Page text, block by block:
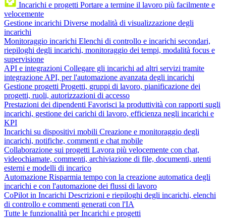
Incarichi e progetti Portare a termine il lavoro più facilmente e
velocemente
Gestione incarichi Diverse modalità di visualizzazione degli
incarichi
Monitoraggio incarichi Elenchi di controllo e incarichi secondari,
riepiloghi degli incarichi, monitoraggio dei tempi, modalità focus e
supervisione
API e integrazioni Collegare gli incarichi ad altri servizi tramite
integrazione API, per l'automazione avanzata degli incarichi
Gestione progetti Progetti, gruppi di lavoro, pianificazione dei
progetti, ruoli, autorizzazioni di accesso
Prestazioni dei dipendenti Favorisci la produttività con rapporti sugli
incarichi, gestione dei carichi di lavoro, efficienza negli incarichi e
KPI
Incarichi su dispositivi mobili Creazione e monitoraggio degli
incarichi, notifiche, commenti e chat mobile
Collaborazione sui progetti Lavora più velocemente con chat,
videochiamate, commenti, archiviazione di file, documenti, utenti
esterni e modelli di incarico
Automazione Risparmia tempo con la creazione automatica degli
incarichi e con l'automazione dei flussi di lavoro
CoPilot in Incarichi Descrizioni e riepiloghi degli incarichi, elenchi
di controllo e commenti generati con l'IA
Tutte le funzionalità per Incarichi e progetti